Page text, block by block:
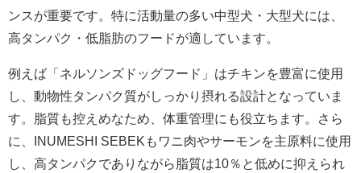
ンスが重要です。特に活動量の多い中型犬・大型犬には、
高タンパク・低脂肪のフードが適しています。
例えば「ネルソンズドッグフード」はチキンを豊富に使用
し、動物性タンパク質がしっかり摂れる設計となっていま
す。脂質も控えめなため、体重管理にも役立ちます。さら
に、INUMESHI SEBEKもワニ肉やサーモンを主原料に使用
し、高タンパクでありながら脂質は10％と低めに抑えられ